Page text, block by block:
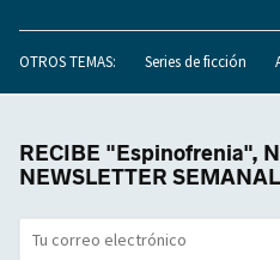
OTROS TEMAS: Series de ficción
RECIBE "Espinofrenia",
NEWSLETTER SEMANAL